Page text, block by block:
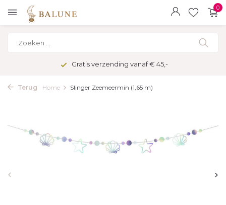
0
Gratis verzending vanaf € 45,-
Terug Home Slinger Zeemeermin (1,65 m)